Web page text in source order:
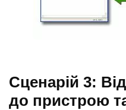
Сценарій 3:
до пристрою